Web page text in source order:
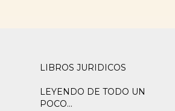
LIBROS JURIDICOS
LEYENDO DE TODO UN
POCO...